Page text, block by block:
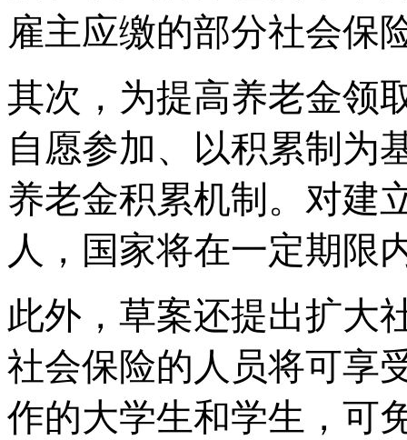
雇主应缴的部分社会保
其次，为提高养老金领
自愿参加、以积累制为
养老金积累机制。对建
人，国家将在一定期限
此外，草案还提出扩大
社会保险的人员将可享
作的大学生和学生，可